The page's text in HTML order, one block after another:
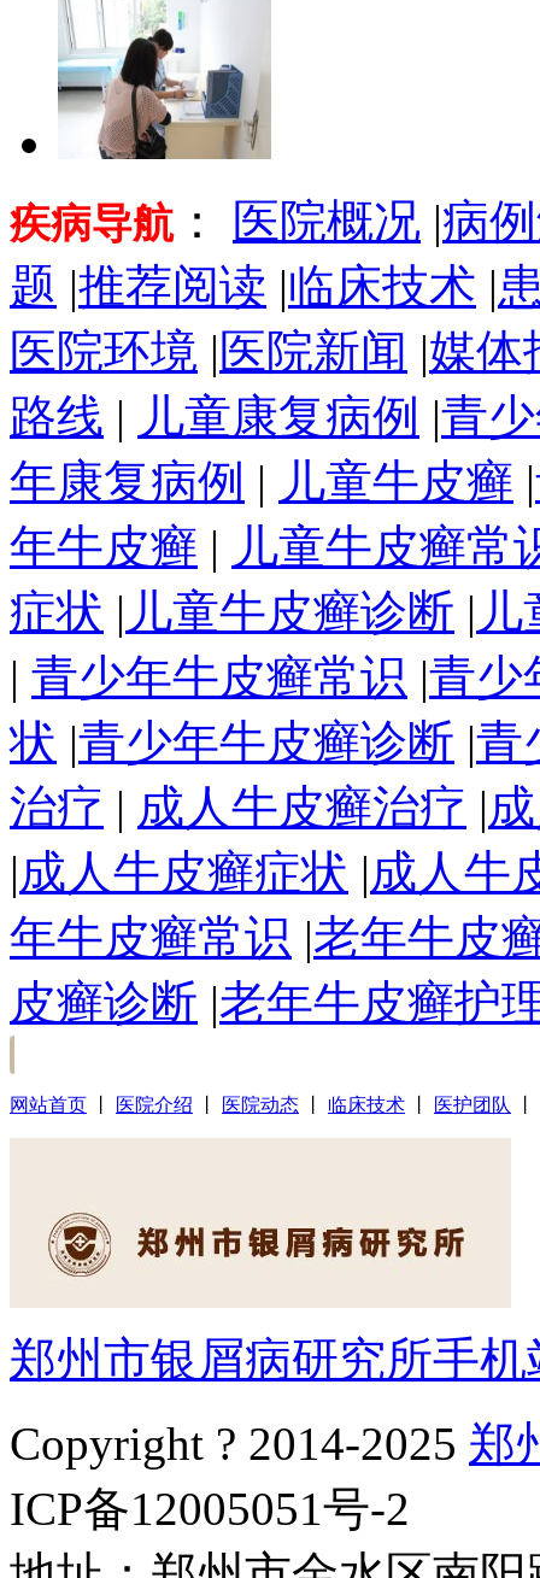
疾病导航： 医院概况 |病
题 |推荐阅读 |临床技术 |
医院环境 |医院新闻 |媒体
路线 | 儿童康复病例 |青
年康复病例 | 儿童牛皮癣 |
年牛皮癣 | 儿童牛皮癣常
症状 | 儿童牛皮癣诊断 |
| 青少年牛皮癣常识 |青少
状 |青少年牛皮癣诊断 |青
治疗 | 成人牛皮癣治疗 |
|成人牛皮癣症状 |成人牛
年牛皮癣常识 |老年牛皮
皮癣诊断 |老年牛皮癣护
网站首页 医院介绍 医院动态 临床技术 医护团队
郑州市银屑病研究所手机
Copyright ? 2014-2025 郑
ICP备12005051号-2